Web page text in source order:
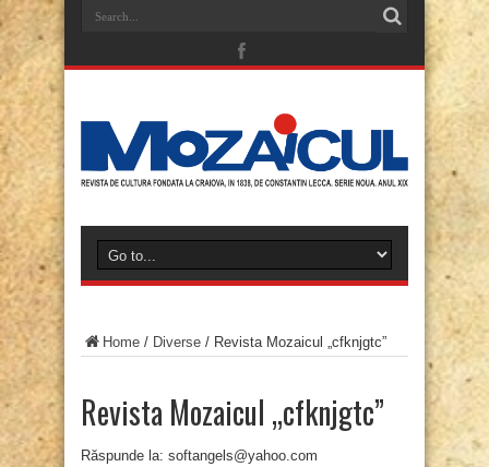
Home / Diverse / Revista Mozaicul „cfknjgtc”
Revista Mozaicul „cfknjgtc”
Răspunde la: softangels@yahoo.com